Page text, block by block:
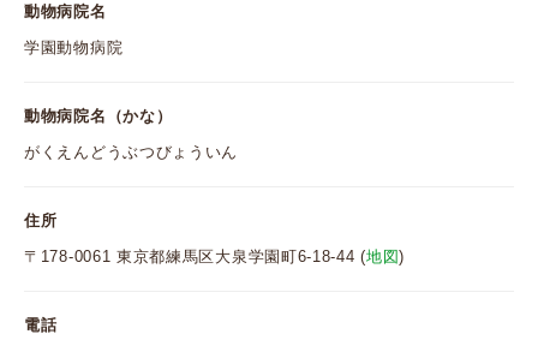
動物病院名
学園動物病院
動物病院名（かな）
がくえんどうぶつびょういん
住所
〒178-0061 東京都練馬区大泉学園町6-18-44 (地図)
電話